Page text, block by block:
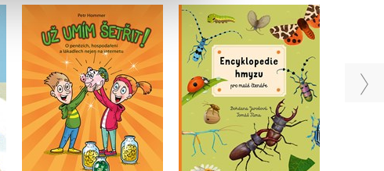
Už umím šetřit!
Petr Hommer
Do košíku
Encyklopedie hmyzu
pro malé čtenáře
Bohdana Jarošová
Do košíku